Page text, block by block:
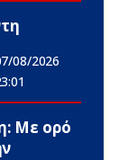
08/2026
Με ορό